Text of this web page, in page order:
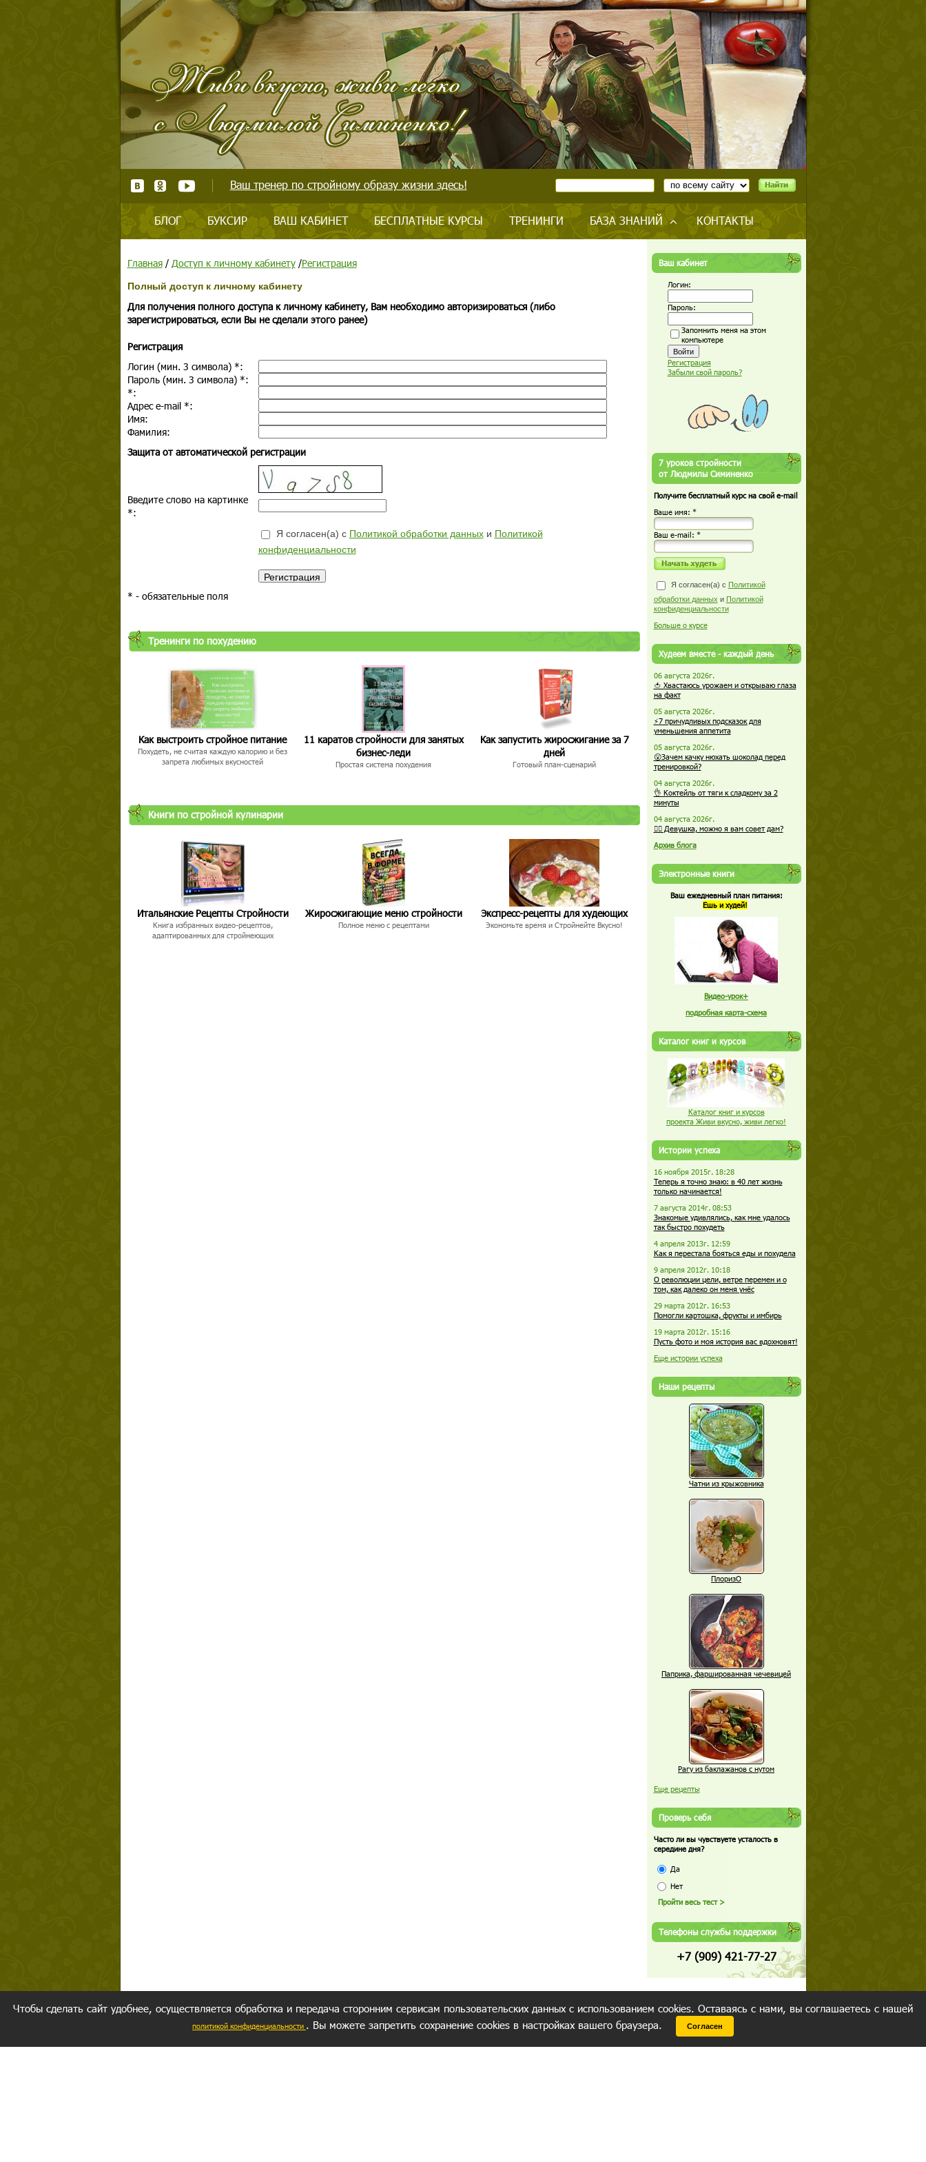
Ваш тренер по стройному образу жизни здесь!
БЛОГ БУКСИР ВАШ КАБИНЕТ БЕСПЛАТНЫЕ КУРСЫ ТРЕНИНГИ БАЗА ЗНАНИЙ КОНТАКТЫ
Главная/ Доступ к личному кабинету/Регистрация
Полный доступ к личному кабинету
Для получения полного доступа к личному кабинету, Вам необходимо авторизироваться (либо
зарегистрироваться, если Вы не сделали этого ранее)
Регистрация
Логин (мин. 3 символа) *:
Пароль (мин. 3 символа) *:
*:
Адрес e-mail *:
Имя:
Фамилия:
Защита от автоматической регистрации
Введите слово на картинке
*:
Я согласен(а) с Политикой обработки данныхи Политикой
конфиденциальности
* - обязательные поля
Тренинги по похудению
Как выстроить стройное питание
Похудеть, не считая каждую калорию и без
запрета любимых вкусностей
11 каратов стройности для занятых
бизнес-леди
Простая система похудения
Как запустить жиросжигание за 7
дней
Готовый план-сценарий
Книги по стройной кулинарии
Итальянские Рецепты Стройности
Книга избранных видео-рецептов,
адаптированных для стройнеющих
Жиросжигающие меню стройности
Полное меню с рецептами
Экспресс-рецепты для худеющих
Экономьте время и Стройнейте Вкусно!
Ваш кабинет
Логин:
Пароль:
Запомнить меня на этом
компьютере
Регистрация
Забыли свой пароль?
7 уроков стройности
от Людмилы Симиненко
Получите бесплатный курс на свой e-mail
Ваше имя: *
Ваш е-mail: *
Я согласен(а) с Политикой
обработки данных и Политикой
конфиденциальности
Больше о курсе
Худеем вместе - каждый день
06 августа 2026г.
🍅 Хвастаюсь урожаем и открываю глаза
на факт
05 августа 2026г.
⚡7 причудливых подсказок для
уменьшения аппетита
05 августа 2026г.
😮Зачем качку нюхать шоколад перед
тренировкой?
04 августа 2026г.
👌 Коктейль от тяги к сладкому за 2
минуты
04 августа 2026г.
🏋️‍♀️ Девушка, можно я вам совет дам?
Архив блога
Электронные книги
Ваш ежедневный план питания:
Ешь и худей!
Видео-урок+
подробная карта-схема
Каталог книг и курсов
Каталог книг и курсов
проекта Живи вкусно, живи легко!
Истории успеха
16 ноября 2015г. 18:28
Теперь я точно знаю: в 40 лет жизнь
только начинается!
7 августа 2014г. 08:53
Знакомые удивлялись, как мне удалось
так быстро похудеть
4 апреля 2013г. 12:59
Как я перестала бояться еды и похудела
9 апреля 2012г. 10:18
О революции цели, ветре перемен и о
том, как далеко он меня унёс
29 марта 2012г. 16:53
Помогли картошка, фрукты и имбирь
19 марта 2012г. 15:16
Пусть фото и моя история вас вдохновят!
Еще истории успеха
Наши рецепты
Чатни из крыжовника
ПлоризО
Паприка, фаршированная чечевицей
Рагу из баклажанов с нутом
Еще рецепты
Проверь себя
Часто ли вы чувствуете усталость в
середине дня?
Да
Нет
Телефоны службы поддержки
+7 (909) 421-77-27
Чтобы сделать сайт удобнее, осуществляется обработка и передача сторонним сервисам пользовательских данных с использованием cookies. Оставаясь с нами, вы соглашаетесь с нашей
политикой конфиденциальности . Вы можете запретить сохранение cookies в настройках вашего браузера. Согласен